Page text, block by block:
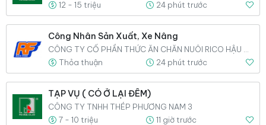
12 - 15 triệu
24 phút trước
Công Nhân Sản Xuất, Xe Nâng
CÔNG TY CỔ PHẦN THỨC ĂN CHĂN NUÔI RICO HẬU GIANG
Thỏa thuận
24 phút trước
TẠP VỤ ( CÓ Ở LẠI ĐÊM)
CÔNG TY TNHH THÉP PHƯƠNG NAM 3
7 - 10 triệu
11 giờ trước